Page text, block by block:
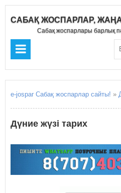
Сабақ жоспарлары
e-jospar Сабақ жоспарлар сайты! »
Дүние жүзі тарих